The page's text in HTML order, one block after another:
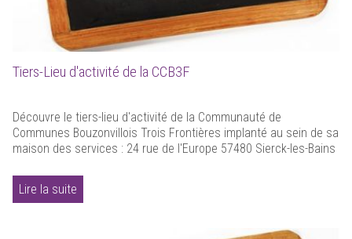
Tiers-Lieu d'activité de la CCB3F
Découvre le tiers-lieu d'activité de la Communauté de
Communes Bouzonvillois Trois Frontières implanté au sein de sa
maison des services : 24 rue de l'Europe 57480 Sierck-les-Bains
Lire la suite